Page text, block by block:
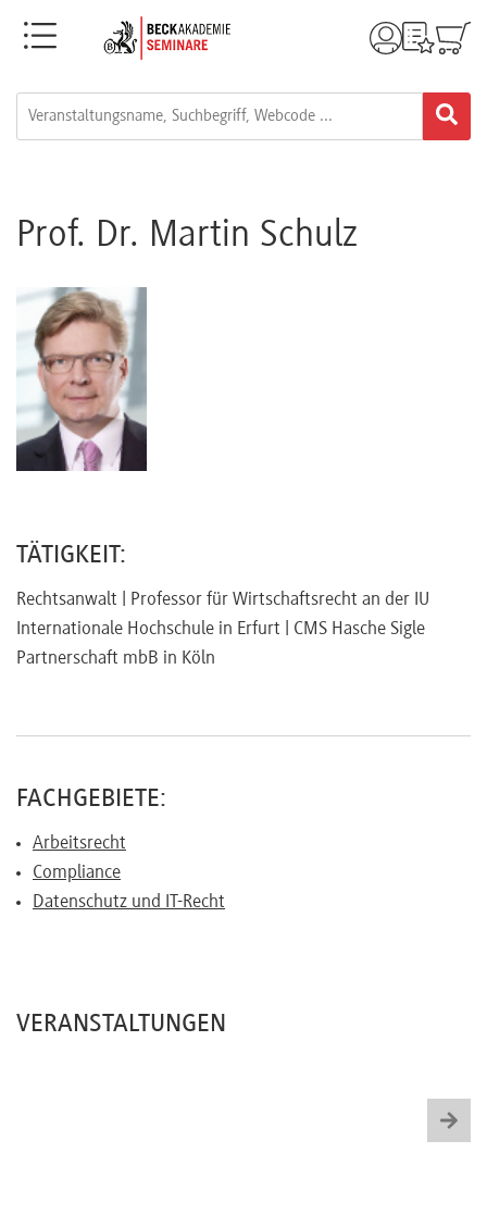
Menü
Webinare
Learnings
Kontakt
Preisvorteile
Newsletter
Prof. Dr. Martin Schulz
TÄTIGKEIT:
Rechtsanwalt | Professor für Wirtschaftsrecht an der IU
Internationale Hochschule in Erfurt | CMS Hasche Sigle
Partnerschaft mbB in Köln
FACHGEBIETE:
Arbeitsrecht
Compliance
Datenschutz und IT-Recht
VERANSTALTUNGEN